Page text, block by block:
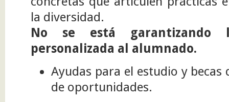
la diversidad.
No se está garantizando
personalizada al alumnado.
Ayudas para el estudio y
de oportunidades.